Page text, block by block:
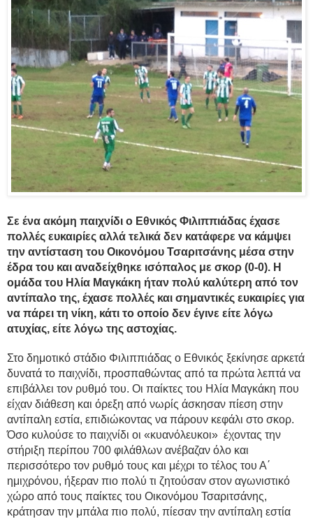
Σε ένα ακόμη παιχνίδι ο Εθνικός Φιλιππιάδας έχασε
πολλές ευκαιρίες αλλά τελικά δεν κατάφερε να κάμψει
την αντίσταση του Οικονόμου Τσαριτσάνης μέσα στην
έδρα του και αναδείχθηκε ισόπαλος με σκορ (0-0). Η
ομάδα του Ηλία Μαγκάκη ήταν πολύ καλύτερη από τον
αντίπαλο της, έχασε πολλές και σημαντικές ευκαιρίες για
να πάρει τη νίκη, κάτι το οποίο δεν έγινε είτε λόγω
ατυχίας, είτε λόγω της αστοχίας.
Στο δημοτικό στάδιο Φιλιππιάδας ο Εθνικός ξεκίνησε αρκετά
δυνατά το παιχνίδι, προσπαθώντας από τα πρώτα λεπτά να
επιβάλλει τον ρυθμό του. Οι παίκτες του Ηλία Μαγκάκη που
είχαν διάθεση και όρεξη από νωρίς άσκησαν πίεση στην
αντίπαλη εστία, επιδιώκοντας να πάρουν κεφάλι στο σκορ.
Όσο κυλούσε το παιχνίδι οι «κυανόλευκοι» έχοντας την
στήριξη περίπου 700 φιλάθλων ανέβαζαν όλο και
περισσότερο τον ρυθμό τους και μέχρι το τέλος του Α΄
ημιχρόνου, ήξεραν πιο πολύ τι ζητούσαν στον αγωνιστικό
χώρο από τους παίκτες του Οικονόμου Τσαριτσάνης,
κράτησαν την μπάλα πιο πολύ, πίεσαν την αντίπαλη εστία